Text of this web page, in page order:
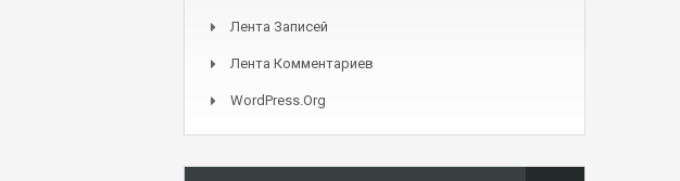
Лента Записей
Лента Комментариев
WordPress.org